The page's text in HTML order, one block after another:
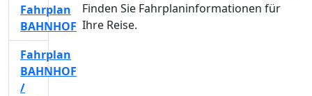
Finden Sie Fahrplaninformationen für
Ihre Reise.
Fahrplan
BAHNHOF
Fahrplan
BAHNHOF
/